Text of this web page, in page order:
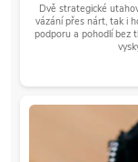
Dvě strategické
vázání přes nárt, tak i
podporu a pohodlí bez